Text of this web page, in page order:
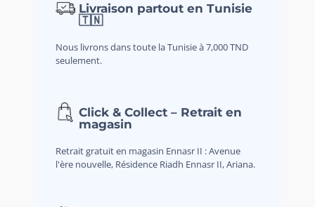
Livraison partout en Tunisie
🇹🇳
Nous livrons dans toute la Tunisie à 7,000 TND
seulement.
Click & Collect – Retrait en
magasin
Retrait gratuit en magasin Ennasr II : Avenue
l'ère nouvelle, Résidence Riadh Ennasr II, Ariana.